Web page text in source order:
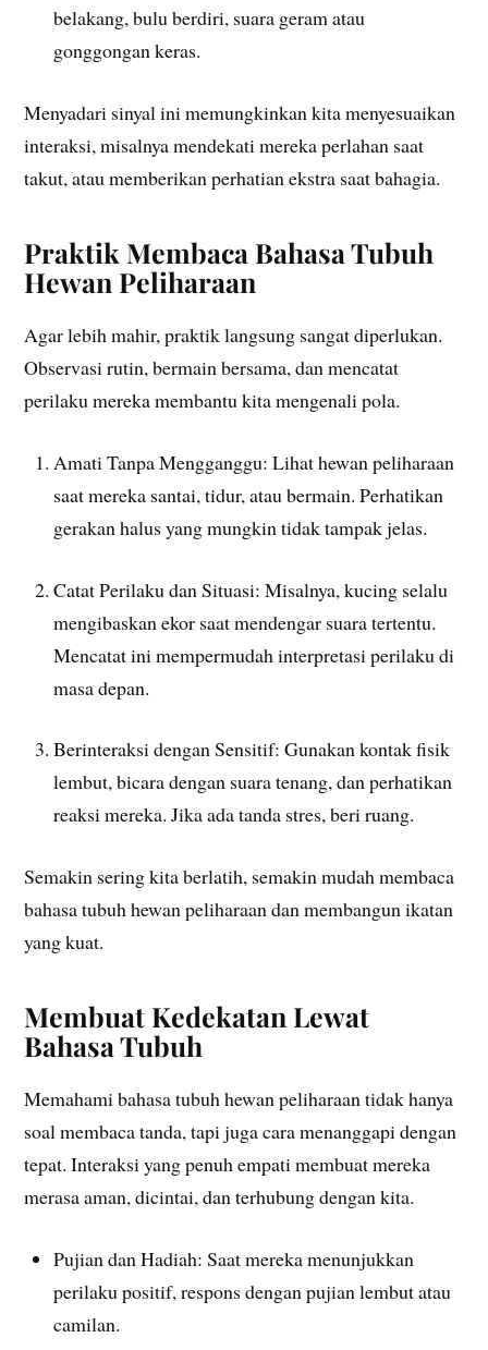
belakang, bulu berdiri, suara geram atau
gonggongan keras.
Menyadari sinyal ini memungkinkan kita menyesuaikan
interaksi, misalnya mendekati mereka perlahan saat
takut, atau memberikan perhatian ekstra saat bahagia.
Praktik Membaca Bahasa Tubuh
Hewan Peliharaan
Agar lebih mahir, praktik langsung sangat diperlukan.
Observasi rutin, bermain bersama, dan mencatat
perilaku mereka membantu kita mengenali pola.
Amati Tanpa Mengganggu: Lihat hewan peliharaan
saat mereka santai, tidur, atau bermain. Perhatikan
gerakan halus yang mungkin tidak tampak jelas.
Catat Perilaku dan Situasi: Misalnya, kucing selalu
mengibaskan ekor saat mendengar suara tertentu.
Mencatat ini mempermudah interpretasi perilaku di
masa depan.
Berinteraksi dengan Sensitif: Gunakan kontak fisik
lembut, bicara dengan suara tenang, dan perhatikan
reaksi mereka. Jika ada tanda stres, beri ruang.
Semakin sering kita berlatih, semakin mudah membaca
bahasa tubuh hewan peliharaan dan membangun ikatan
yang kuat.
Membuat Kedekatan Lewat
Bahasa Tubuh
Memahami bahasa tubuh hewan peliharaan tidak hanya
soal membaca tanda, tapi juga cara menanggapi dengan
tepat. Interaksi yang penuh empati membuat mereka
merasa aman, dicintai, dan terhubung dengan kita.
Pujian dan Hadiah: Saat mereka menunjukkan
perilaku positif, respons dengan pujian lembut atau
camilan.